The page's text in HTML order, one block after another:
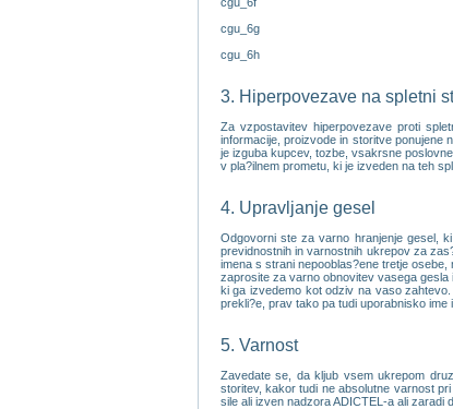
cgu_6g
cgu_6h
3. Hiperpovezave na spletni
Za vzpostavitev hiperpovezave proti
informacije, proizvode in storitve ponujene
je izguba kupcev, tozbe, vsakrsne
v pla?ilnem prometu, ki je izveden na teh
4. Upravljanje gesel
Odgovorni ste za varno hranjenje gesel,
previdnostnih in varnostnih ukrepov za
imena s strani nepooblas?ene tretje
zaprosite za varno obnovitev vasega
ki ga izvedemo kot odziv na vaso
prekli?e, prav tako pa tudi uporabnisko
5. Varnost
Zavedate se, da kljub vsem ukrepom
storitev, kakor tudi ne absolutne varnost
sile ali izven nadzora ADICTEL-a ali zaradi